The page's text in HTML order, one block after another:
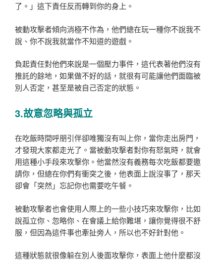
了。」這下責任反而轉到你的身上。
被動攻擊者傾向消極不作為，他們總在玩一種你不說我不
說、你不說我就當作不知道的遊戲。
負起責任對他們來說是一個壓力事件，這代表著他們沒有
推託的餘地，如果做不好的話，就很有可能讓他們面臨被
別人否定，甚至是被自己否定的狀態。
3.故意忽略與孤立
在吃飯時間呼朋引伴卻唯獨沒有叫上你，當你走出房門，
才發現大家都走光了。當被動攻擊者對你有怒氣時，就會
用這種小手段來攻擊你。他當然沒有義務每次吃飯都要邀
請你，但總在你們有衝突之後，他表面上說沒事了，那天
卻會「突然」忘記你也需要吃午餐。
被動攻擊者也會使用人際上的一些小技巧來攻擊你，比如
說孤立你、忽略你、在會議上給你難堪，讓你覺得很不舒
服，但因為這件事也牽扯旁人，所以也不好針對他。
這種狀態就很像躲在別人後面攻擊你，表面上他什麼都沒